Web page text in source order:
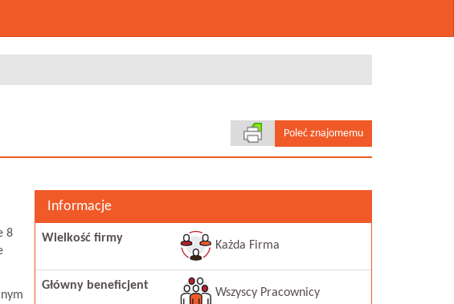
Poleć znajomemu
Informacje
Wielkość firmy
Każda Firma
Główny beneficjent
Wszyscy Pracownicy
8